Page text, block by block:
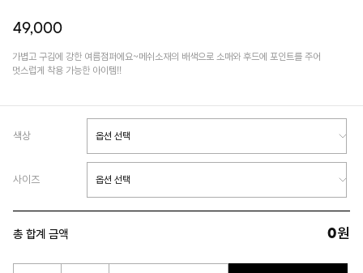
49,000
가볍고 구김에 강한 여름점퍼에요~메쉬소재의 배색으로 소매와 후드에 포인트를 주어
멋스럽게 착용 가능한 아이템!!
색상
사이즈
총 합계 금액 0원